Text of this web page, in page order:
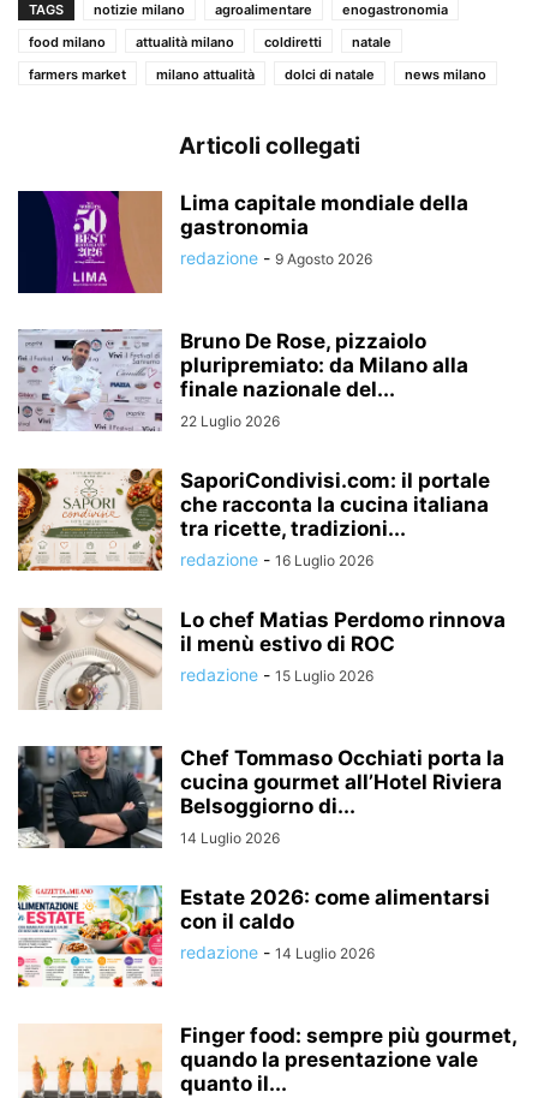
TAGS notizie milano agroalimentare
enogastronomia
food milano
attualità milano coldiretti
natale
farmers market
milano attualità dolci di natale news milano
Articoli collegati
Lima capitale mondiale della
gastronomia
redazione - 9 Agosto 2026
Bruno De Rose, pizzaiolo
pluripremiato: da Milano alla
finale nazionale del...
22 Luglio 2026
SaporiCondivisi.com: il portale
che racconta la cucina italiana
tra ricette, tradizioni...
redazione - 16 Luglio 2026
Lo chef Matias Perdomo rinnova
il menù estivo di ROC
redazione - 15 Luglio 2026
Chef Tommaso Occhiati porta la
cucina gourmet all’Hotel Riviera
Belsoggiorno di...
14 Luglio 2026
Estate 2026: come alimentarsi
con il caldo
redazione - 14 Luglio 2026
Finger food: sempre più gourmet,
quando la presentazione vale
quanto il...